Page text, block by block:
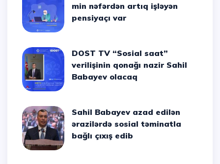
min nəfərdən artıq işləyən
pensiyaçı var
DOST TV “Sosial saat”
verilişinin qonağı nazir Sahil
Babayev olacaq
Sahil Babayev azad edilən
ərazilərdə sosial təminatla
bağlı çıxış edib